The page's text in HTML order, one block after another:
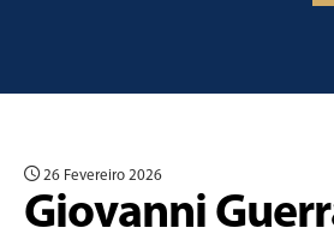
26 Fevereiro 2026
Giovanni